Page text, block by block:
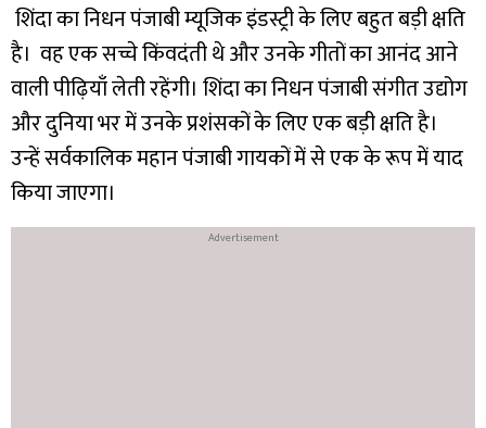
शिंदा का निधन पंजाबी म्यूजिक इंडस्ट्री के लिए बहुत बड़ी क्षति
है। वह एक सच्चे किंवदंती थे और उनके गीतों का आनंद आने
वाली पीढ़ियाँ लेती रहेंगी। शिंदा का निधन पंजाबी संगीत उद्योग
और दुनिया भर में उनके प्रशंसकों के लिए एक बड़ी क्षति है।
उन्हें सर्वकालिक महान पंजाबी गायकों में से एक के रूप में याद
किया जाएगा।